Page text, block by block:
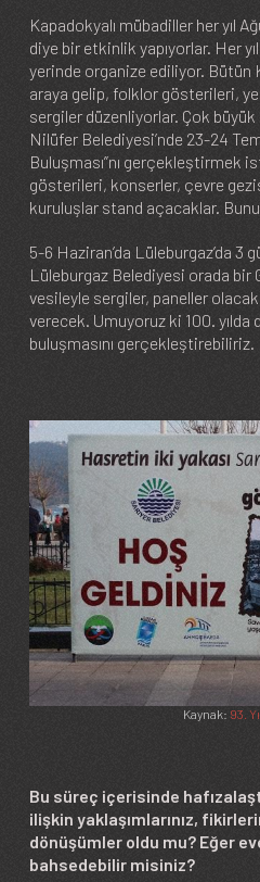
Kapadokyalı mübadiller her yıl
diye bir etkinlik yapıyorlar. Her
yerinde organize ediliyor. Bütün
araya gelip, folklor gösterileri,
sergiler düzenliyorlar. Çok büyük
Nilüfer Belediyesi’nde 23-24
Buluşması”nı gerçekleştirmek
gösterileri, konserler, çevre
kuruluşlar stand açacaklar.
5-6 Haziran’da Lüleburgaz’da 3
Lüleburgaz Belediyesi orada bir
vesileyle sergiler, paneller
verecek. Umuyoruz ki 100. yılda
buluşmasını gerçekleştirebiliriz.
Image
Kaynak: 93.
Bu süreç içerisinde
ilişkin yaklaşımlarınız,
dönüşümler oldu mu? Eğer
bahsedebilir misiniz?